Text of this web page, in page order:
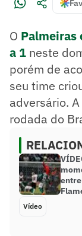
O Palmeiras
a 1 neste
porém de
seu time
adversário.
rodada do
Vídeo